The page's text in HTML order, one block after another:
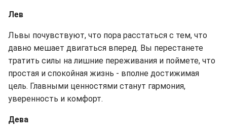
Лев
Львы почувствуют, что пора расстаться с тем, что
давно мешает двигаться вперед. Вы перестанете
тратить силы на лишние переживания и поймете, что
простая и спокойная жизнь - вполне достижимая
цель. Главными ценностями станут гармония,
уверенность и комфорт.
Дева